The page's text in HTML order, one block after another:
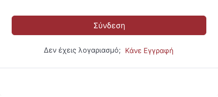
Σύνδεση
Δεν έχεις λογαριασμό; Κάνε Εγγραφή